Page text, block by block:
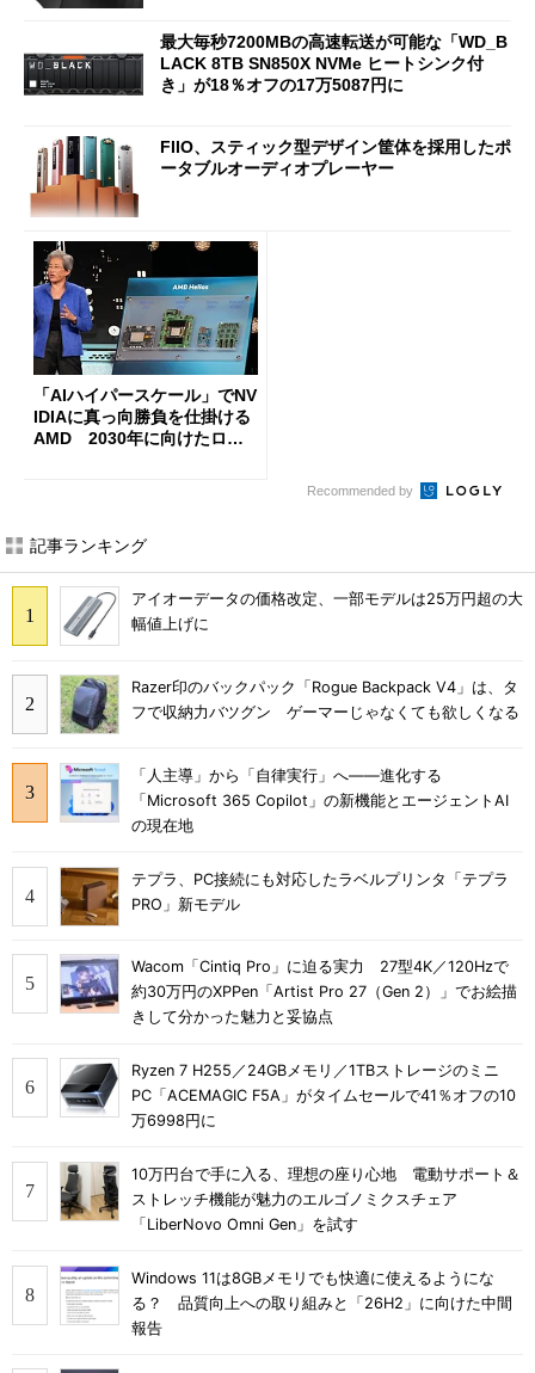
最大毎秒7200MBの高速転送が可能な「WD_B
LACK 8TB SN850X NVMe ヒートシンク付
き」が18％オフの17万5087円に
FIIO、スティック型デザイン筐体を採用したポ
ータブルオーディオプレーヤー
「AIハイパースケール」でNV
IDIAに真っ向勝負を仕掛ける
AMD 2030年に向けたロー
Recommended by
記事ランキング
アイオーデータの価格改定、一部モデルは25万円超の大
幅値上げに
Razer印のバックパック「Rogue Backpack V4」は、タ
フで収納力バツグン ゲーマーじゃなくても欲しくなる
「人主導」から「自律実行」へ――進化する
「Microsoft 365 Copilot」の新機能とエージェントAI
の現在地
テプラ、PC接続にも対応したラベルプリンタ「テプラ
PRO」新モデル
Wacom「Cintiq Pro」に迫る実力 27型4K／120Hzで
約30万円のXPPen「Artist Pro 27（Gen 2）」でお絵描
きして分かった魅力と妥協点
Ryzen 7 H255／24GBメモリ／1TBストレージのミニ
PC「ACEMAGIC F5A」がタイムセールで41％オフの10
万6998円に
10万円台で手に入る、理想の座り心地 電動サポート＆
ストレッチ機能が魅力のエルゴノミクスチェア
「LiberNovo Omni Gen」を試す
Windows 11は8GBメモリでも快適に使えるようにな
る？ 品質向上への取り組みと「26H2」に向けた中間
報告